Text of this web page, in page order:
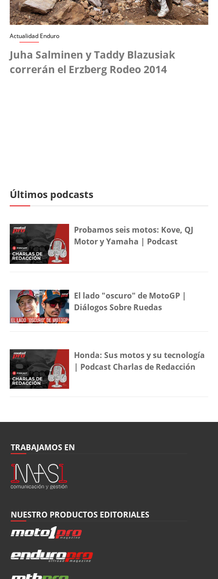
Actualidad Enduro
Juha Salminen y Taddy Blazusiak
correrán el Erzberg Rodeo 2014
Últimos podcasts
Probamos seis motos: Kove, QJ
Motor y Yamaha | Podcast
El lado "oscuro" de MotoGP |
Diálogos Sobre Ruedas
Honda: Sus motos y su tecnología
| Podcast Charlas de Redacción
TRABAJAMOS EN
NUESTRO PRODUCTOS EDITORIALES